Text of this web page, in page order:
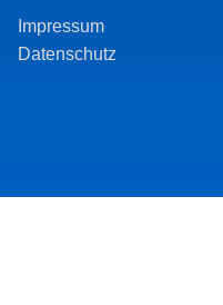
Impressum
Datenschutz